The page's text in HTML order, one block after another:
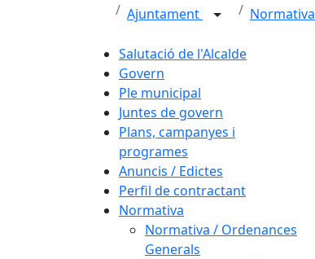
Ajuntament Normativa
Salutació de l'Alcalde
Govern
Ple municipal
Juntes de govern
Plans, campanyes i
programes
Anuncis / Edictes
Perfil de contractant
Normativa
Normativa / Ordenances
Generals